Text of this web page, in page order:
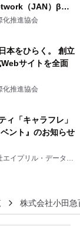
（JAN）β版
化推進協会
本をひらく。 創立
サイトを全面
化推進協会
ィ「キャラフレ」
ント』のお知らせ
エイプリル・データ・
株式会社小田急